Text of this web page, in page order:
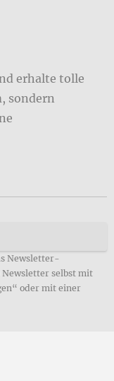
erhalte tolle
sondern
Newsletter-
Newsletter selbst mit
oder mit einer